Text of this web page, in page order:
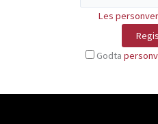
Les
Godta